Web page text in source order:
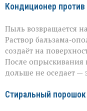
Кондиционер
Пыль возвращается
Раствор
создаёт на
После
дольше не оседает —
Стиральный